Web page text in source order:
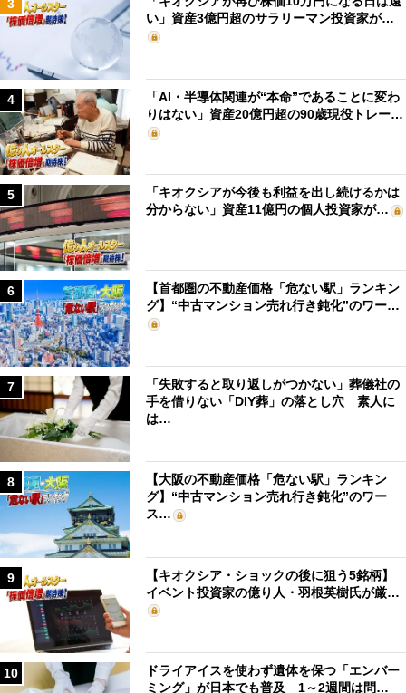
3
い」資産3億円超のサラリーマン投資家が…
4
「AI・半導体関連が“本命”であることに変わ
りはない」資産20億円超の90歳現役トレー…
5
「キオクシアが今後も利益を出し続けるかは
分からない」資産11億円の個人投資家が…
6
【首都圏の不動産価格「危ない駅」ランキン
グ】“中古マンション売れ行き鈍化”のワー…
7
「失敗すると取り返しがつかない」葬儀社の
手を借りない「DIY葬」の落とし穴 素人に
は…
8
【大阪の不動産価格「危ない駅」ランキン
グ】“中古マンション売れ行き鈍化”のワー
ス…
9
【キオクシア・ショックの後に狙う5銘柄】
イベント投資家の億り人・羽根英樹氏が厳…
10
ドライアイスを使わず遺体を保つ「エンバー
ミング」が日本でも普及 1～2週間は問…